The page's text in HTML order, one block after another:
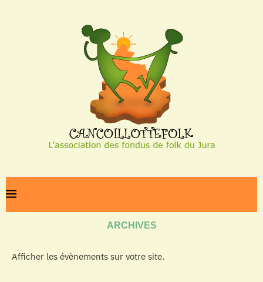
ARCHIVES
Afficher les évènements sur votre site.